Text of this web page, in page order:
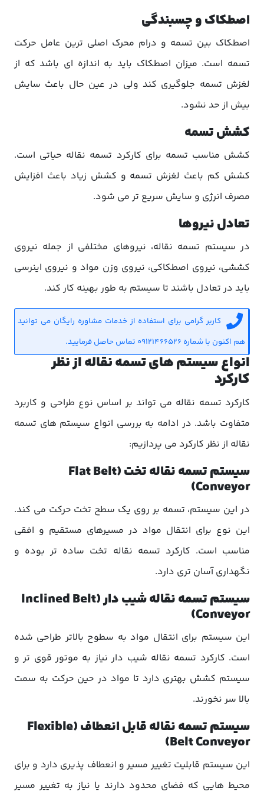
اصطکاک و چسبندگی
اصطکاک بین تسمه و درام محرک اصلی ترین عامل حرکت
تسمه است. میزان اصطکاک باید به اندازه ای باشد که از
لغزش تسمه جلوگیری کند ولی در عین حال باعث سایش
بیش از حد نشود.
کشش تسمه
کشش مناسب تسمه برای کارکرد تسمه نقاله حیاتی است.
کشش کم باعث لغزش تسمه و کشش زیاد باعث افزایش
مصرف انرژی و سایش سریع تر می شود.
تعادل نیروها
در سیستم تسمه نقاله، نیروهای مختلفی از جمله نیروی
کششی، نیروی اصطکاکی، نیروی وزن مواد و نیروی اینرسی
باید در تعادل باشند تا سیستم به طور بهینه کار کند.
کاربر گرامی برای استفاده از خدمات مشاوره رایگان می توانید
هم اکنون با شماره 09121466526 تماس حاصل فرمایید.
انواع سیستم های تسمه نقاله از نظر
کارکرد
کارکرد تسمه نقاله می تواند بر اساس نوع طراحی و کاربرد
متفاوت باشد. در ادامه به بررسی انواع سیستم های تسمه
نقاله از نظر کارکرد می پردازیم:
سیستم تسمه نقاله تخت (Flat Belt
Conveyor)
در این سیستم، تسمه بر روی یک سطح تخت حرکت می کند.
این نوع برای انتقال مواد در مسیرهای مستقیم و افقی
مناسب است. کارکرد تسمه نقاله تخت ساده تر بوده و
نگهداری آسان تری دارد.
سیستم تسمه نقاله شیب دار (Inclined Belt
Conveyor)
این سیستم برای انتقال مواد به سطوح بالاتر طراحی شده
است. کارکرد تسمه نقاله شیب دار نیاز به موتور قوی تر و
سیستم کشش بهتری دارد تا مواد در حین حرکت به سمت
بالا سر نخورند.
سیستم تسمه نقاله قابل انعطاف (Flexible
Belt Conveyor)
این سیستم قابلیت تغییر مسیر و انعطاف پذیری دارد و برای
محیط هایی که فضای محدود دارند یا نیاز به تغییر مسیر